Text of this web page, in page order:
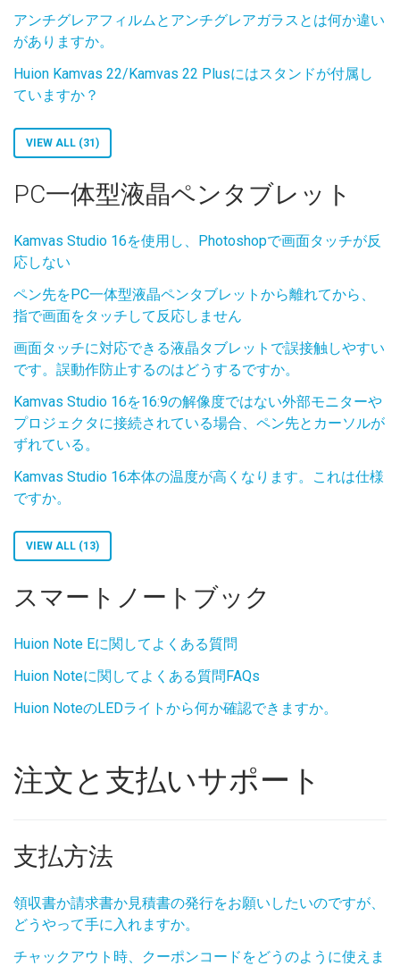
アンチグレアフィルムとアンチグレアガラスとは何か違い
がありますか。
Huion Kamvas 22/Kamvas 22 Plusにはスタンドが付属し
ていますか？
VIEW ALL (31)
PC一体型液晶ペンタブレット
Kamvas Studio 16を使用し、Photoshopで画面タッチが反
応しない
ペン先をPC一体型液晶ペンタブレットから離れてから、
指で画面をタッチして反応しません
画面タッチに対応できる液晶タブレットで誤接触しやすい
です。誤動作防止するのはどうするですか。
Kamvas Studio 16を16:9の解像度ではない外部モニターや
プロジェクタに接続されている場合、ペン先とカーソルが
ずれている。
Kamvas Studio 16本体の温度が高くなります。これは仕様
ですか。
VIEW ALL (13)
スマートノートブック
Huion Note Eに関してよくある質問
Huion Noteに関してよくある質問FAQs
Huion NoteのLEDライトから何か確認できますか。
注文と支払いサポート
支払方法
領収書か請求書か見積書の発行をお願いしたいのですが、
どうやって手に入れますか。
チャックアウト時、クーポンコードをどうのように使えま